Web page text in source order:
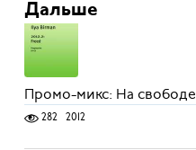
Дальше
Промо-микс: На свободе
282 2012